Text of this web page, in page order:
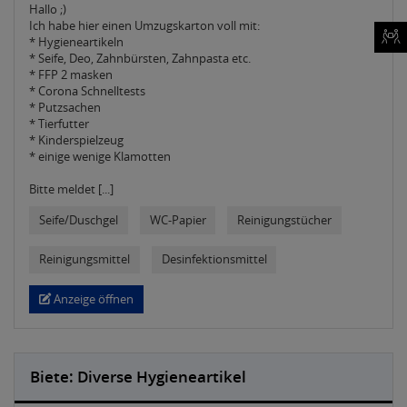
Hallo ;)
Ich habe hier einen Umzugskarton voll mit:
* Hygieneartikeln
* Seife, Deo, Zahnbürsten, Zahnpasta etc.
* FFP 2 masken
* Corona Schnelltests
* Putzsachen
* Tierfutter
* Kinderspielzeug
* einige wenige Klamotten
Bitte meldet [...]
Seife/Duschgel
WC-Papier Reinigungstücher
Reinigungsmittel Desinfektionsmittel
Anzeige öffnen
Biete: Diverse Hygieneartikel